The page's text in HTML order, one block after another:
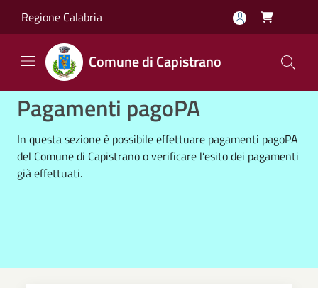
Regione Calabria 
Comune di Capistrano
Pagamenti pagoPA
In questa sezione è possibile effettuare pagamenti pagoPA
del Comune di Capistrano o verificare l’esito dei pagamenti
già effettuati.